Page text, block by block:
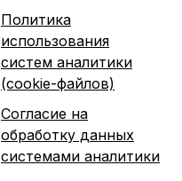
Политика
использования
систем аналитики
(cookie-файлов)
Согласие на
обработку данных
системами аналитики